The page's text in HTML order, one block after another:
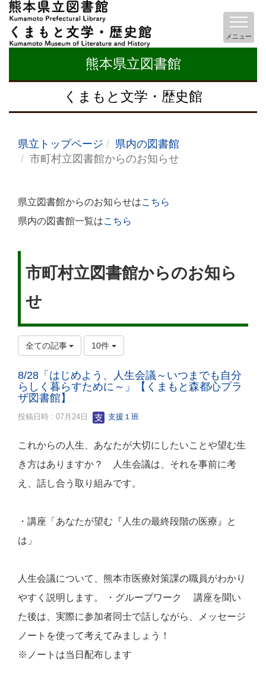
熊本県立図書館
くまもと文学・歴史館
メニュー
県立トップページ
県内の図書館
市町村立図書館からのお知らせ
県立図書館からのお知らせはこちら
県内の図書館一覧はこちら
市町村立図書館からのお知ら
せ
全ての記事 10件
8/28「はじめよう、人生会議～いつまでも自分
らしく暮らすために～」【くまもと森都心プラ
ザ図書館】
投稿日時 : 07月24日 支援１班
これからの人生、あなたが大切にしたいことや望む生
き方はありますか？ 人生会議は、それを事前に考
え、話し合う取り組みです。
・講座「あなたが望む『人生の最終段階の医療』と
は」
人生会議について、熊本市医療対策課の職員がわかり
やすく説明します。 ・グループワーク 講座を聞い
た後は、実際に参加者同士で話しながら、メッセージ
ノートを使って考えてみましょう！
※ノートは当日配布します